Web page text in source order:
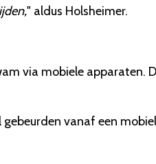
" aldus Holsheimer.
via mobiele apparaten.
vanaf een